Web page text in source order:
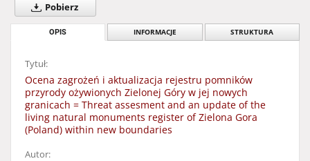
Pobierz
OPIS INFORMACJE STRUKTURA
Tytuł:
Ocena zagrożeń i aktualizacja rejestru pomników
przyrody ożywionych Zielonej Góry w jej nowych
granicach = Threat assesment and an update of the
living natural monuments register of Zielona Gora
(Poland) within new boundaries
Autor: